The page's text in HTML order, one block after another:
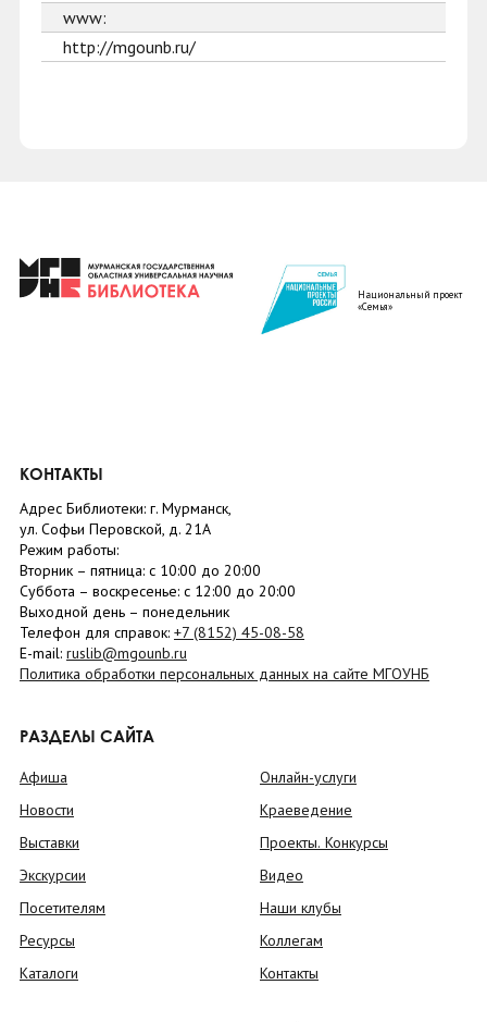
www:
http://mgounb.ru/
Национальный проект
«Семья»
КОНТАКТЫ
Адрес Библиотеки: г. Мурманск,
ул. Софьи Перовской, д. 21А
Режим работы:
Вторник – пятница: с 10:00 до 20:00
Суббота – воскресенье: c 12:00 до 20:00
Выходной день – понедельник
Телефон для справок: +7 (8152) 45-08-58
E-mail: ruslib@mgounb.ru
Политика обработки персональных данных на сайте МГОУНБ
РАЗДЕЛЫ САЙТА
Афиша
Новости
Выставки
Экскурсии
Посетителям
Ресурсы
Каталоги
Онлайн-услуги
Краеведение
Проекты. Конкурсы
Видео
Наши клубы
Коллегам
Контакты